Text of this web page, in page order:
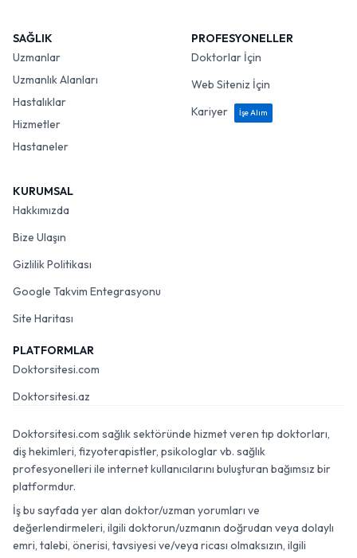
SAĞLIK
Uzmanlar
Uzmanlık Alanları
Hastalıklar
Hizmetler
Hastaneler
PROFESYONELLER
Doktorlar İçin
Web Siteniz İçin
Kariyer
İşe Alım
KURUMSAL
Hakkımızda
Bize Ulaşın
Gizlilik Politikası
Google Takvim Entegrasyonu
Site Haritası
PLATFORMLAR
Doktorsitesi.com
Doktorsitesi.az
Doktorsitesi.com sağlık sektöründe hizmet veren tıp doktorları,
diş hekimleri, fizyoterapistler, psikologlar vb. sağlık
profesyonelleri ile internet kullanıcılarını buluşturan bağımsız bir
platformdur.
İş bu sayfada yer alan doktor/uzman yorumları ve
değerlendirmeleri, ilgili doktorun/uzmanın doğrudan veya dolaylı
emri, talebi, önerisi, tavsiyesi ve/veya ricası olmaksızın, ilgili